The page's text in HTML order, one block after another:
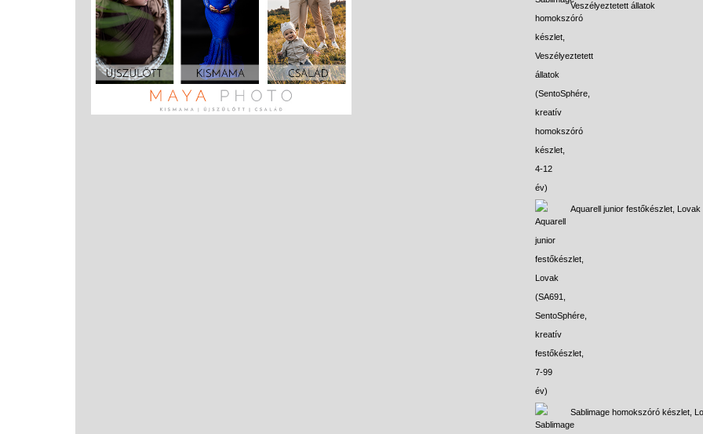
Veszélyeztetett állatok
Aquarell junior festőkészlet, Lovak
Sablimage homokszóró készlet,